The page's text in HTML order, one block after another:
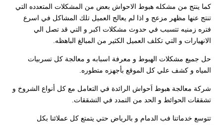
كما ينتج من مشكله هبوط الاحواش بعض من المشكلات المتعدده التي
تنتج عنها مظهر مزعج و اذا لم يعالج العميل تلك المشاكل في اسرع
فتره زمنيه تتسبب في حدوث مشكلات اكبر و التي قد تصل الي
الانهيارات و التي تكلف العميل الكثير من المبالغ الباهظه.
حل جميع مشكلات الهبوط و معرفة اسبابه و معالجة كل تسربيات
المياه و كشف علي كل الموقع بأجهزه متطوره.
شركة معالجة هبوط اَحواش الرائدة في التعامل مع كل أنواع الشروخ و
تشققات الحوائط و الحد من التمدد في التشققات.
تتوسع خدماتنا فب الدمام و بالرياض حتي يتمتع كل عملائنا بكل